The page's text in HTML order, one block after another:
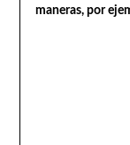
maneras, por